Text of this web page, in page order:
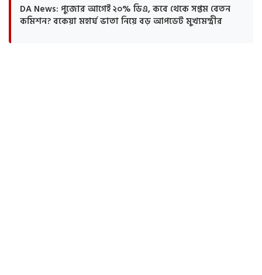
DA News: পুজোর আগেই ২০% ডিএ, কবে থেকে সপ্তম বেতন
কমিশন? বকেয়া মহার্ঘ ভাতা নিয়ে বড় আপডেট মুখ্যমন্ত্রীর